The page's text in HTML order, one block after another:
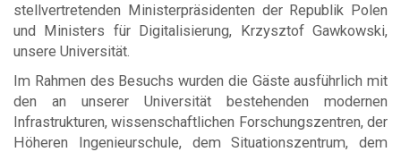
stellvertretenden Ministerpräsidenten der Republik Polen
und Ministers für Digitalisierung, Krzysztof Gawkowski,
unsere Universität.
Im Rahmen des Besuchs wurden die Gäste ausführlich mit
den an unserer Universität bestehenden modernen
Infrastrukturen, wissenschaftlichen Forschungszentren, der
Höheren Ingenieurschule, dem Situationszentrum, dem